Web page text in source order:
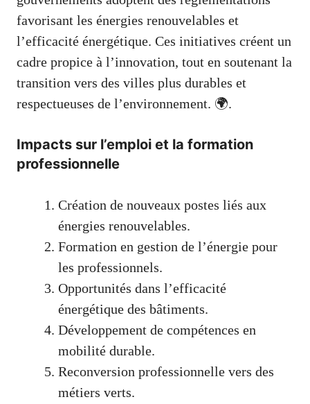
favorisant les énergies renouvelables et
l’efficacité énergétique. Ces initiatives créent un
cadre propice à l’innovation, tout en soutenant la
transition vers des villes plus durables et
respectueuses de l’environnement. 🌍.
Impacts sur l’emploi et la formation
professionnelle
Création de nouveaux postes liés aux
énergies renouvelables.
Formation en gestion de l’énergie pour
les professionnels.
Opportunités dans l’efficacité
énergétique des bâtiments.
Développement de compétences en
mobilité durable.
Reconversion professionnelle vers des
métiers verts.